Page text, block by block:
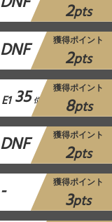
2pts
DNF 獲得ポイント
2pts
E1 35 位
獲得ポイント
8pts
DNF 獲得ポイント
2pts
- 獲得ポイント
3pts